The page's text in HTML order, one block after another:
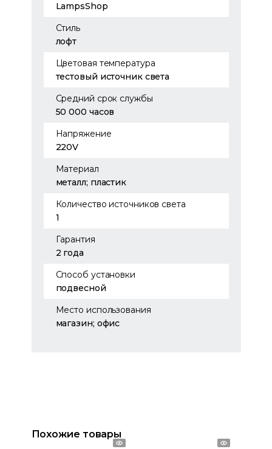
LampsShop
Стиль
лофт
Цветовая температура
тестовый источник света
Средний срок службы
50 000 часов
Напряжение
220V
Материал
металл; пластик
Количество источников света
1
Гарантия
2 года
Способ установки
подвесной
Место использования
магазин; офис
Похожие товары